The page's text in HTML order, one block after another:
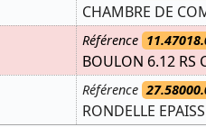
CHAMBRE DE
Référence
BOULON 6.12 RS
Référence
RONDELLE